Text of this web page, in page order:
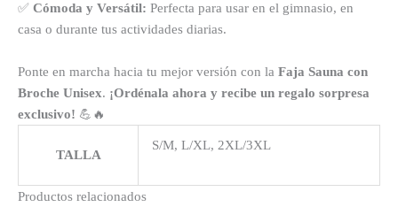
✅ Cómoda y Versátil: Perfecta para usar en el gimnasio, en
casa o durante tus actividades diarias.
Ponte en marcha hacia tu mejor versión con la Faja Sauna con
Broche Unisex. ¡Ordénala ahora y recibe un regalo sorpresa
exclusivo! 💪🔥
TALLA
S/M, L/XL, 2XL/3XL
Productos relacionados